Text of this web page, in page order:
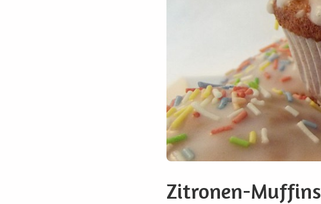
Zitronen-Muffins